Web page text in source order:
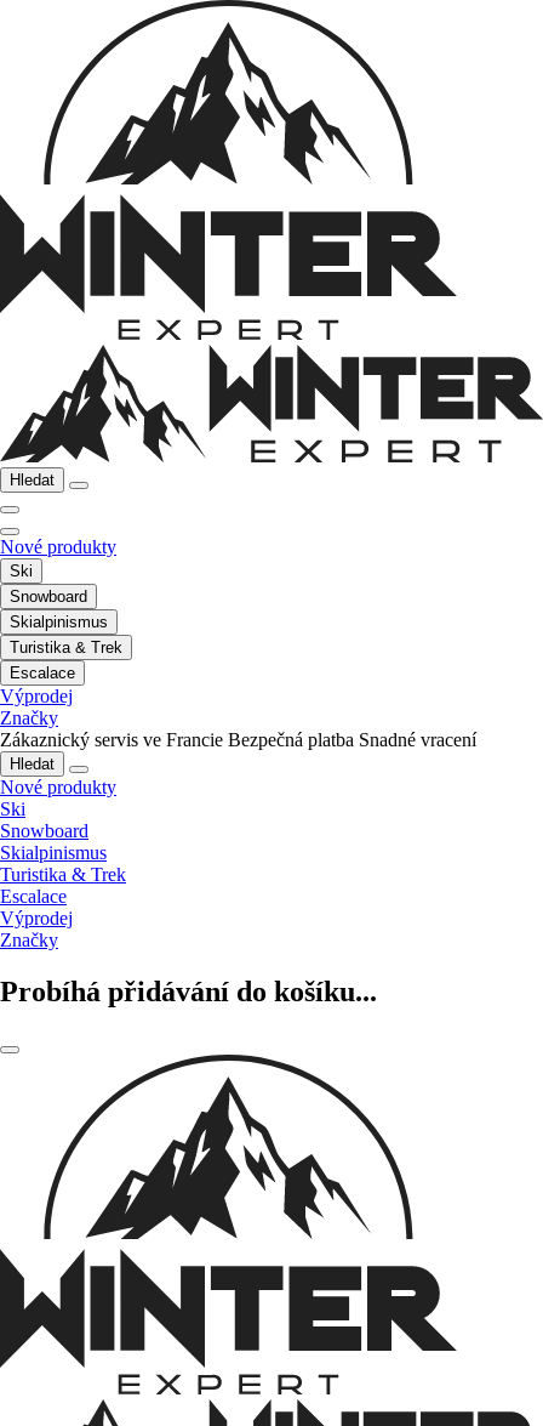
Hledat
Nové produkty
Ski
Snowboard
Skialpinismus
Turistika & Trek
Escalace
Výprodej
Značky
Zákaznický servis ve Francie Bezpečná platba Snadné vracení
Hledat
Nové produkty
Ski
Snowboard
Skialpinismus
Turistika & Trek
Escalace
Výprodej
Značky
Probíhá přidávání do košíku...